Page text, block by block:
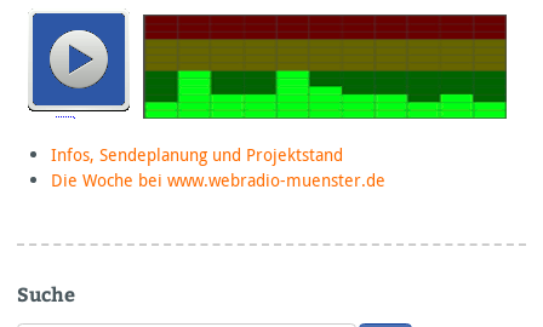
Infos, Sendeplanung und Projektstand
Die Woche bei www.webradio-muenster.de
Suche